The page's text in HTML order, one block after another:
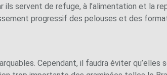
servent de refuge, à l’alimentation et la
progressif des pelouses et des
Cependant, il faudra éviter qu’elles